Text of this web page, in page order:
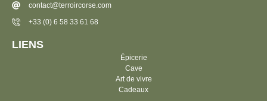
contact@terroircorse.com
+33 (0) 6 58 33 61 68
LIENS
Épicerie
Cave
Art de vivre
Cadeaux